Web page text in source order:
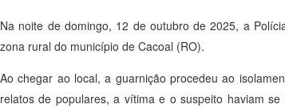
Na noite de domingo, 12 de outubro de 2025, a
zona rural do município de Cacoal (RO).
Ao chegar ao local, a guarnição procedeu ao
relatos de populares, a vítima e o suspeito haviam